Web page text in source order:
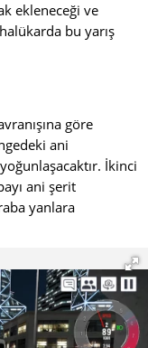
ekleneceği ve
bu yarış
göre
ani
İkinci
ani şerit
yanlara